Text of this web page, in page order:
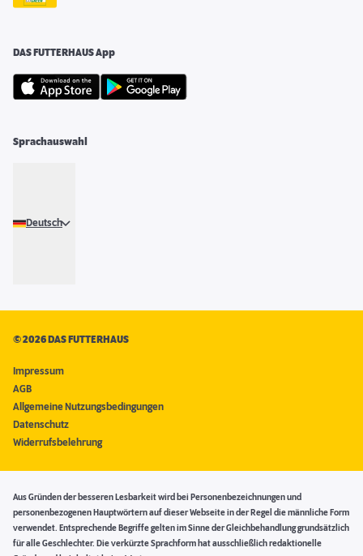
DAS FUTTERHAUS App
Sprachauswahl
Deutsch
©2026 DAS FUTTERHAUS
Impressum
AGB
Allgemeine Nutzungsbedingungen
Datenschutz
Widerrufsbelehrung
Aus Gründen der besseren Lesbarkeit wird bei Personenbezeichnungen und
personenbezogenen Hauptwörtern auf dieser Webseite in der Regel die männliche Form
verwendet. Entsprechende Begriffe gelten im Sinne der Gleichbehandlung grundsätzlich
für alle Geschlechter. Die verkürzte Sprachform hat ausschließlich redaktionelle